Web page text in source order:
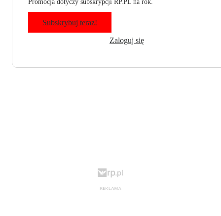
Promocja dotyczy subskrypcji RP.PL na rok.
Subskrybuj teraz!
Zaloguj się